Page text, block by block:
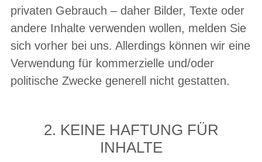
privaten Gebrauch – daher Bilder, Texte oder
andere Inhalte verwenden wollen, melden Sie
sich vorher bei uns. Allerdings können wir eine
Verwendung für kommerzielle und/oder
politische Zwecke generell nicht gestatten.
2. KEINE HAFTUNG FÜR
INHALTE